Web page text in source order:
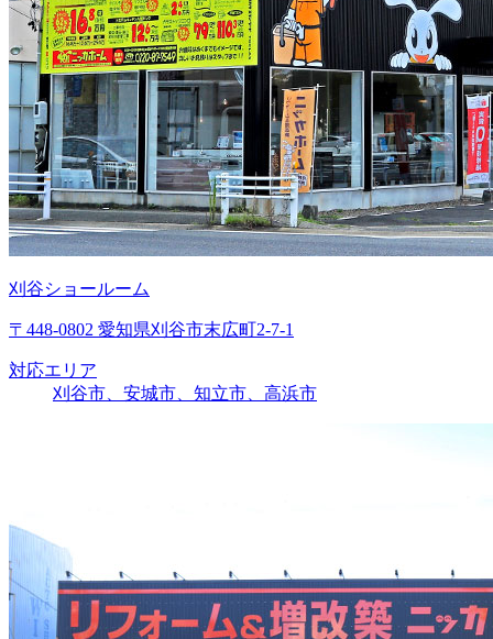
刈谷ショールーム
〒448-0802 愛知県刈谷市末広町2-7-1
対応エリア
刈谷市、安城市、知立市、高浜市